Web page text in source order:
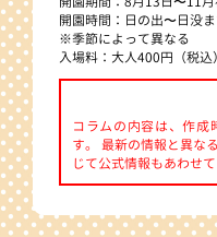
開園時間：日の出〜日没
※季節によって異なる
入場料：大人400円（税
コラムの内容は、作成
す。 最新の情報と異な
じて公式情報もあわせて